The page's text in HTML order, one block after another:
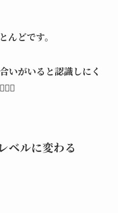
んどです。
いがいると認識しにく
ベルに変わる